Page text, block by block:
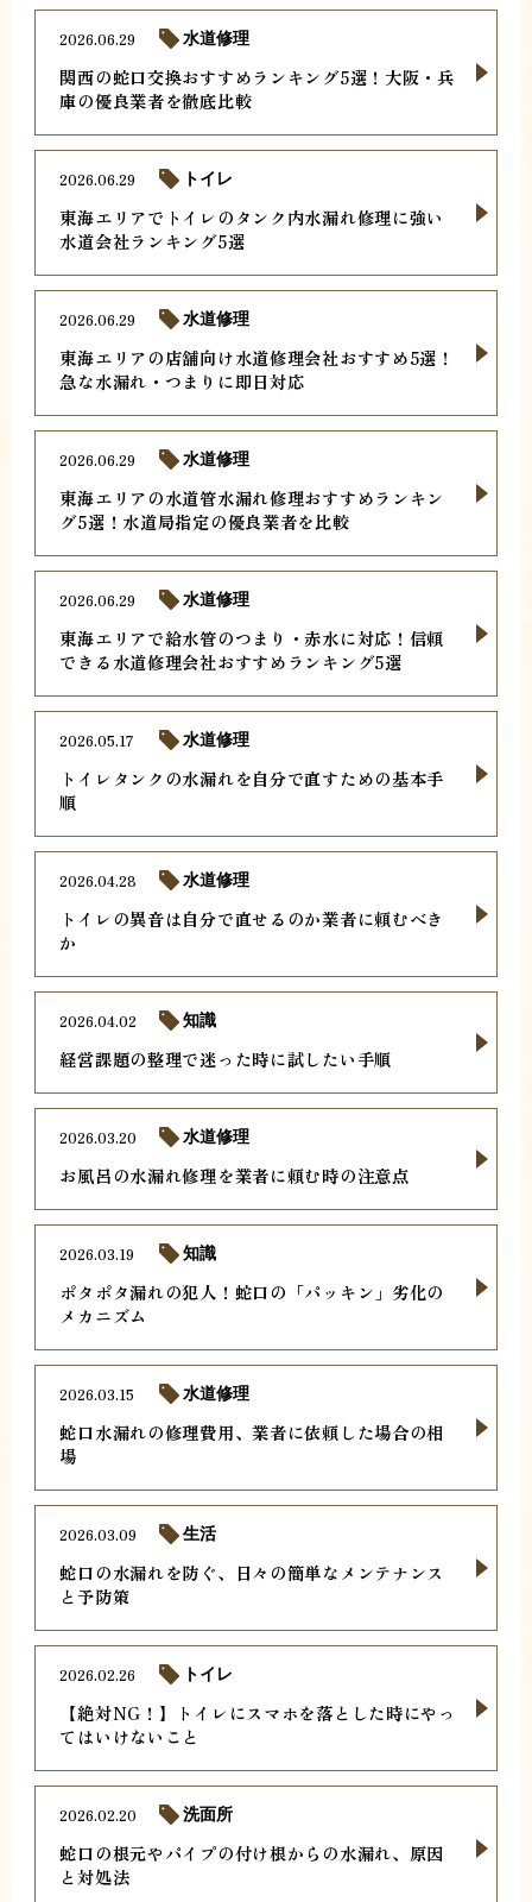
関西の蛇口交換おすすめランキング5選！大阪・兵
庫の優良業者を徹底比較
2026.06.29 水道修理
東海エリアでトイレのタンク内水漏れ修理に強い
水道会社ランキング5選
2026.06.29 トイレ
東海エリアの店舗向け水道修理会社おすすめ5選！
急な水漏れ・つまりに即日対応
2026.06.29 水道修理
東海エリアの水道管水漏れ修理おすすめランキン
グ5選！水道局指定の優良業者を比較
2026.06.29 水道修理
東海エリアで給水管のつまり・赤水に対応！信頼
できる水道修理会社おすすめランキング5選
2026.06.29 水道修理
トイレタンクの水漏れを自分で直すための基本手
順
2026.05.17 水道修理
トイレの異音は自分で直せるのか業者に頼むべき
か
2026.04.28 水道修理
経営課題の整理で迷った時に試したい手順
2026.04.02 知識
お風呂の水漏れ修理を業者に頼む時の注意点
2026.03.20 水道修理
ポタポタ漏れの犯人！蛇口の「パッキン」劣化の
メカニズム
2026.03.19 知識
蛇口水漏れの修理費用、業者に依頼した場合の相
場
2026.03.15 水道修理
蛇口の水漏れを防ぐ、日々の簡単なメンテナンス
と予防策
2026.03.09 生活
【絶対NG！】トイレにスマホを落とした時にやっ
てはいけないこと
2026.02.26 トイレ
蛇口の根元やパイプの付け根からの水漏れ、原因
と対処法
2026.02.20 洗面所